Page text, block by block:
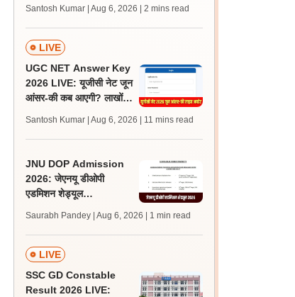
जल्द, जानें लेटेस्ट अपडेट,
पासिंग मार्क्स
Santosh Kumar | Aug 6, 2026 | 2 mins read
LIVE
UGC NET Answer Key
2026 LIVE: यूजीसी नेट जून
आंसर-की कब आएगी? लाखों
Santosh Kumar | Aug 6, 2026 | 11 mins read
JNU DOP Admission
2026: जेएनयू डीओपी
एडमिशन शेड्यूल
24 अगस्त को जारी होगी मेरिट
लिस्ट
Saurabh Pandey | Aug 6, 2026 | 1 min read
LIVE
SSC GD Constable
Result 2026 LIVE: